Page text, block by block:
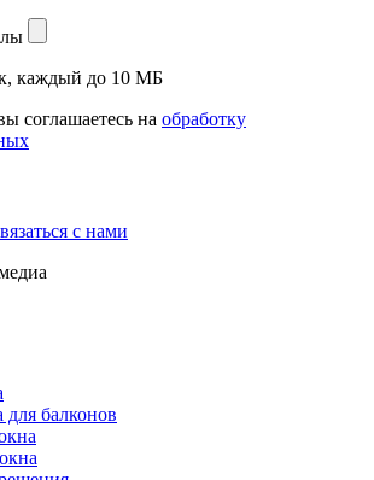
каждый до 10 МБ
соглашаетесь на обработку
с нами
для балконов